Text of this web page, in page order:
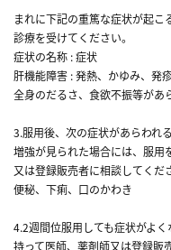
まれに下記の重篤な症状が起こ
診療を受けてください。
症状の名称 : 症状
肝機能障害 : 発熱、かゆみ、発
全身のだるさ、食欲不振等があ
3.服用後、次の症状があらわれ
増強が見られた場合には、服用
又は登録販売者に相談してくだ
便秘、下痢、口のかわき
4.2週間位服用しても症状がよ
持って医師、薬剤師又は登録販